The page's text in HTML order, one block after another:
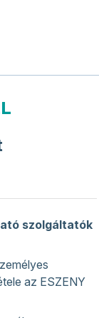
szolgáltatók
az ESZENY